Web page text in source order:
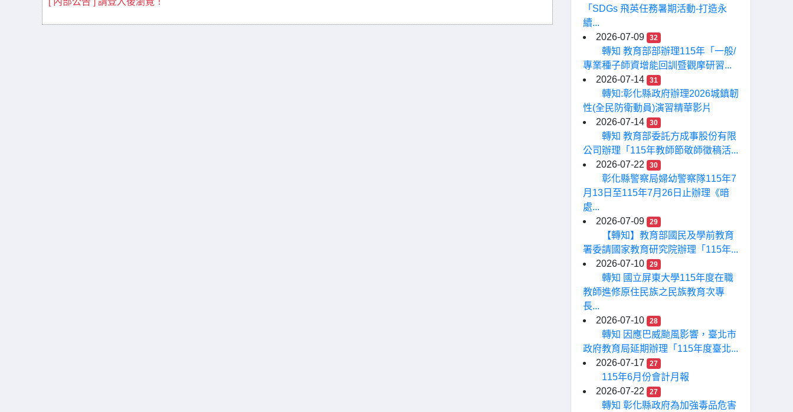
「SDGs 飛英任務暑期活動-打造永
續...
2026-07-09
32
轉知 教育部部辦理115年「一般/
專業種子師資增能回訓暨觀摩研習...
2026-07-14
31
轉知:彰化縣政府辦理2026城鎮韌
性(全民防衛動員)演習精華影片
2026-07-14
30
轉知 教育部委託方成事股份有限
公司辦理「115年教師節敬師徵稿活...
2026-07-22
30
彰化縣警察局婦幼警察隊115年7
月13日至115年7月26日止辦理《暗
處...
2026-07-09
29
【轉知】教育部國民及學前教育
署委請國家教育研究院辦理「115年...
2026-07-10
29
轉知 國立屏東大學115年度在職
教師進修原住民族之民族教育次專
長...
2026-07-10
28
轉知 因應巴威颱風影響，臺北市
政府教育局延期辦理「115年度臺北...
2026-07-17
27
115年6月份會計月報
2026-07-22
27
轉知 彰化縣政府為加強毒品危害